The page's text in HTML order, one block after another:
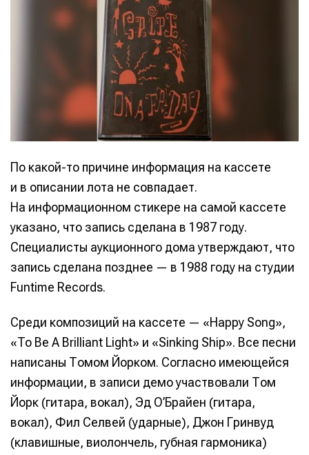
По какой-то причине информация на кассете
и в описании лота не совпадает.
На информационном стикере на самой кассете
указано, что запись сделана в 1987 году.
Специалисты аукционного дома утверждают, что
запись сделана позднее — в 1988 году на студии
Funtime Records.
Среди композиций на кассете — «Happy Song»,
«To Be A Brilliant Light» и «Sinking Ship». Все песни
написаны Томом Йорком. Согласно имеющейся
информации, в записи демо участвовали Том
Йорк (гитара, вокал), Эд О’Брайен (гитара,
вокал), Фил Селвей (ударные), Джон Гринвуд
(клавишные, виолончель, губная гармоника)